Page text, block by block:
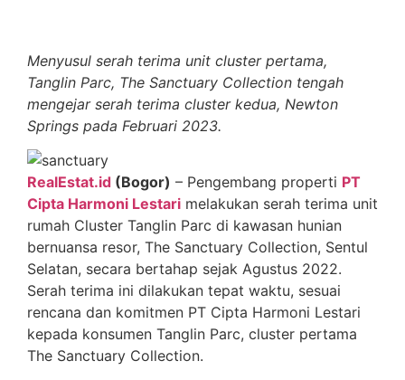
Menyusul serah terima unit cluster pertama,
Tanglin Parc, The Sanctuary Collection tengah
mengejar serah terima cluster kedua, Newton
Springs pada Februari 2023.
RealEstat.id (Bogor) – Pengembang properti PT
Cipta Harmoni Lestari melakukan serah terima unit
rumah Cluster Tanglin Parc di kawasan hunian
bernuansa resor, The Sanctuary Collection, Sentul
Selatan, secara bertahap sejak Agustus 2022.
Serah terima ini dilakukan tepat waktu, sesuai
rencana dan komitmen PT Cipta Harmoni Lestari
kepada konsumen Tanglin Parc, cluster pertama
The Sanctuary Collection.